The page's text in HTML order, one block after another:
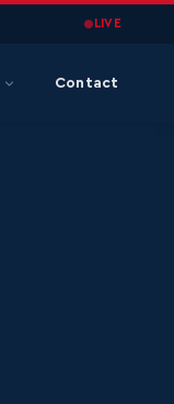
LIVE
Contact